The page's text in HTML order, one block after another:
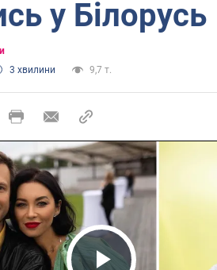
у Білорусь
3 хвилини 9,7 т.